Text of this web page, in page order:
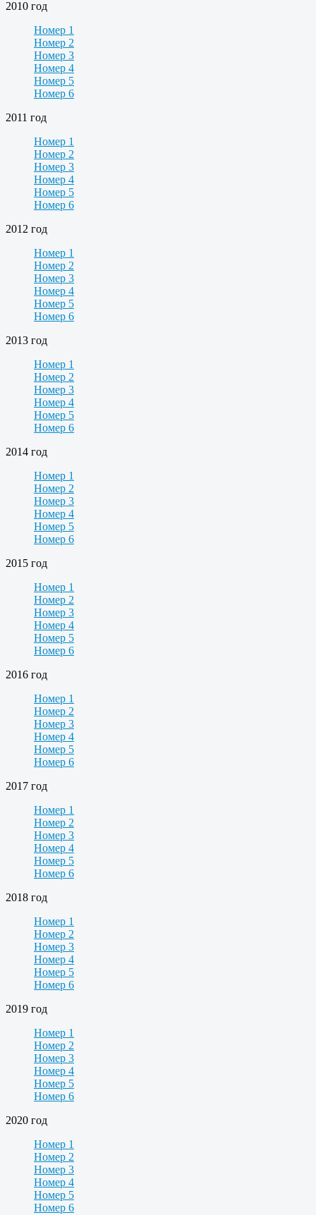
2010 год
Номер 1
Номер 2
Номер 3
Номер 4
Номер 5
Номер 6
2011 год
Номер 1
Номер 2
Номер 3
Номер 4
Номер 5
Номер 6
2012 год
Номер 1
Номер 2
Номер 3
Номер 4
Номер 5
Номер 6
2013 год
Номер 1
Номер 2
Номер 3
Номер 4
Номер 5
Номер 6
2014 год
Номер 1
Номер 2
Номер 3
Номер 4
Номер 5
Номер 6
2015 год
Номер 1
Номер 2
Номер 3
Номер 4
Номер 5
Номер 6
2016 год
Номер 1
Номер 2
Номер 3
Номер 4
Номер 5
Номер 6
2017 год
Номер 1
Номер 2
Номер 3
Номер 4
Номер 5
Номер 6
2018 год
Номер 1
Номер 2
Номер 3
Номер 4
Номер 5
Номер 6
2019 год
Номер 1
Номер 2
Номер 3
Номер 4
Номер 5
Номер 6
2020 год
Номер 1
Номер 2
Номер 3
Номер 4
Номер 5
Номер 6